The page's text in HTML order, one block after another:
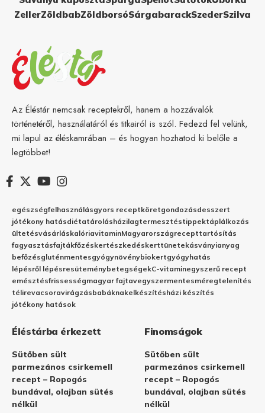
ZellerZöldbabZöldborsóSárgabarackSzederSzilva
Az Éléstár nemcsak receptekről, hanem a hozzávalók
történetéről, használatáról és titkairól is szól. Fedezd fel velünk,
mi lapul az éléskamrában – és hogyan hozhatod ki belőle a
legtöbbet!
egészségfelhasználásgyors receptköretgondozásdesszert
jótékony hatásdiétatárolásházilagtermesztéstippektáplálkozás
ültetésvásárláskalóriavitaminMagyarországrecepttartósítás
fagyasztásfajtákfőzéskertészkedéskerttünetekásványianyag
befőzésgluténmentesgyógynövénybiokertgyógyhatás
lépésről lépésresüteménybetegségekC-vitaminegyszerű recept
emésztésfrissességmagyar fajtavegyszermentesméregtelenítés
télirevacsoravirágzásbabáknakelkészítésházi készítés
jótékony hatások
Éléstárba érkezett
Sütőben sült
parmezános csirkemell
recept – Ropogós
bundával, olajban sütés
nélkül
Finomságok
Sütőben sült
parmezános csirkemell
recept – Ropogós
bundával, olajban sütés
nélkül